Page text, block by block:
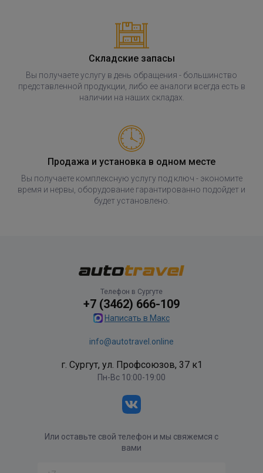
Складские запасы
Вы получаете услугу в день обращения - большинство
представленной продукции, либо ее аналоги всегда есть в
наличии на наших складах.
Продажа и установка в одном месте
Вы получаете комплексную услугу под ключ - экономите
время и нервы, оборудование гарантированно подойдет и
будет установлено.
Телефон в Сургуте
+7 (3462) 666-109
Написать в Макс
info@autotravel.online
г. Сургут, ул. Профсоюзов, 37 к1
Пн-Вс 10:00-19:00
Или оставьте свой телефон и мы свяжемся с
вами